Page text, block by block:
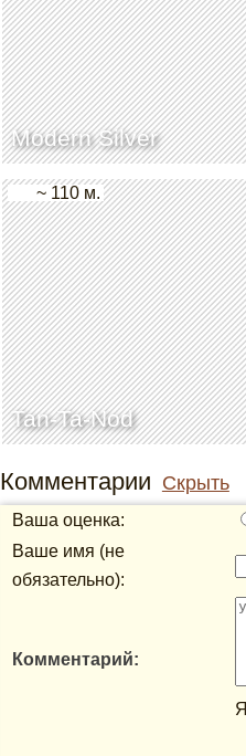
Modern Silver
Tan-Ta-Nod
~ 110 м.
Комментарии Скрыть
Ваша оценка:
Ваше имя (не
обязательно):
Комментарий: